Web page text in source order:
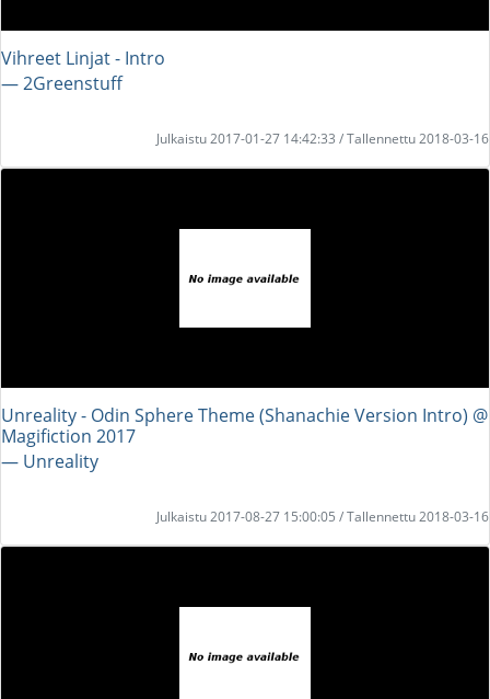
Vihreet Linjat - Intro
― 2Greenstuff
Julkaistu 2017-01-27 14:42:33 / Tallennettu 2018-03-16
Unreality - Odin Sphere Theme (Shanachie Version Intro) @
Magifiction 2017
― Unreality
Julkaistu 2017-08-27 15:00:05 / Tallennettu 2018-03-16